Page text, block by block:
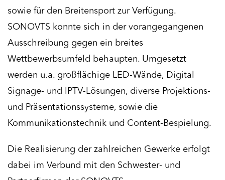
sowie für den Breitensport zur Verfügung.
SONOVTS konnte sich in der vorangegangenen
Ausschreibung gegen ein breites
Wettbewerbsumfeld behaupten. Umgesetzt
werden u.a. großflächige LED-Wände, Digital
Signage- und IPTV-Lösungen, diverse Projektions-
und Präsentationssysteme, sowie die
Kommunikationstechnik und Content-Bespielung.
Die Realisierung der zahlreichen Gewerke erfolgt
dabei im Verbund mit den Schwester- und